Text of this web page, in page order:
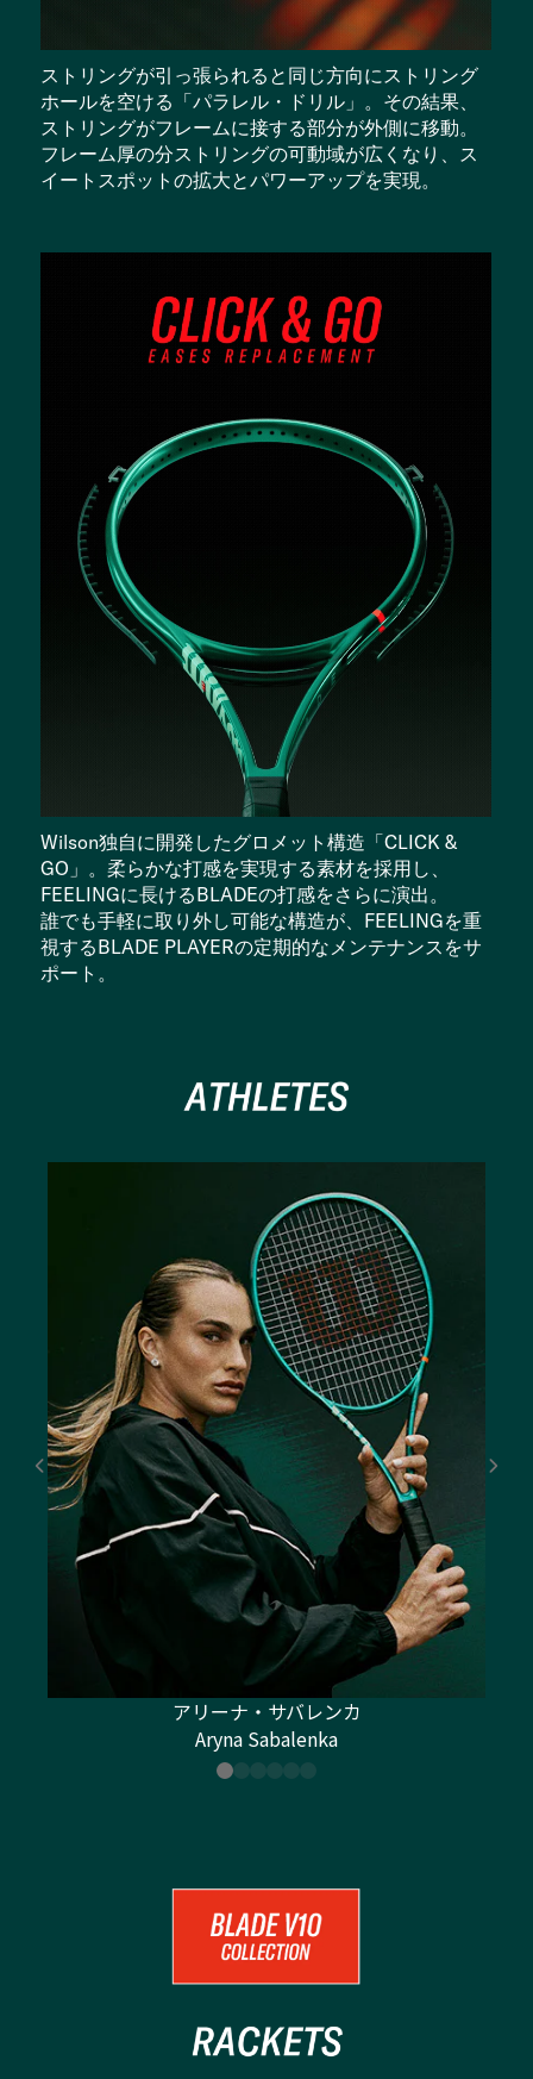
ストリングが引っ張られると同じ方向にストリング
ホールを空ける「パラレル・ドリル」。その結果、
ストリングがフレームに接する部分が外側に移動。
フレーム厚の分ストリングの可動域が広くなり、ス
イートスポットの拡大とパワーアップを実現。
Wilson独自に開発したグロメット構造「CLICK &
GO」。柔らかな打感を実現する素材を採用し、
FEELINGに長けるBLADEの打感をさらに演出。
誰でも手軽に取り外し可能な構造が、FEELINGを重
視するBLADE PLAYERの定期的なメンテナンスをサ
ポート。
アリーナ・サバレンカ
Aryna Sabalenka